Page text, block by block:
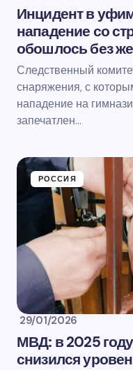
Инцидент в
нападение со
обошлось без
Следственный
снаряжения, с
нападение на
запечатлен…
РОССИЯ
29/01/2026
МВД: в 2025
снизился